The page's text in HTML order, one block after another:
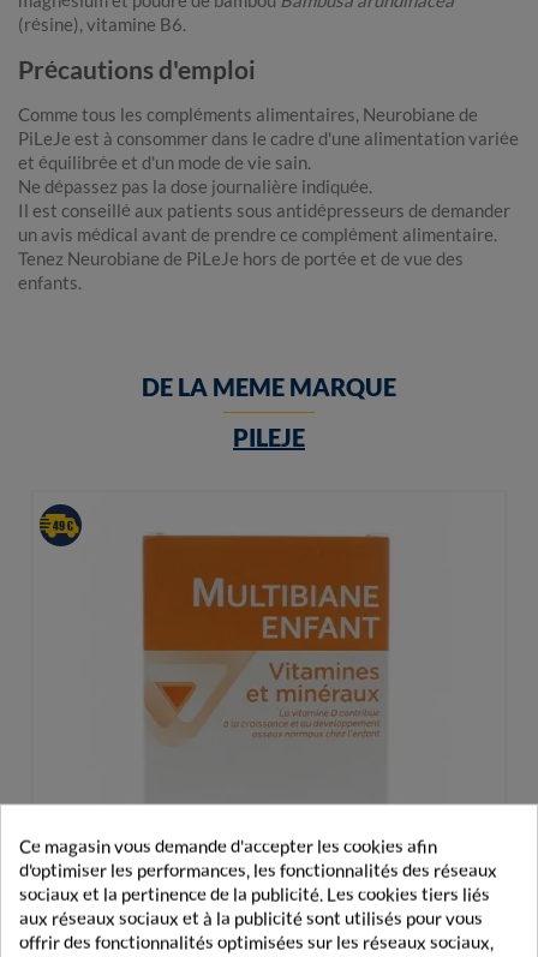
(résine), vitamine B6.
Précautions d'emploi
Comme tous les compléments alimentaires, Neurobiane de
PiLeJe est à consommer dans le cadre d'une alimentation variée
et équilibrée et d'un mode de vie sain.
Ne dépassez pas la dose journalière indiquée.
Il est conseillé aux patients sous antidépresseurs de demander
un avis médical avant de prendre ce complément alimentaire.
Tenez Neurobiane de PiLeJe hors de portée et de vue des
enfants.
DE LA MEME MARQUE
PILEJE
Ce magasin vous demande d'accepter les cookies afin
d'optimiser les performances, les fonctionnalités des réseaux
sociaux et la pertinence de la publicité. Les cookies tiers liés
aux réseaux sociaux et à la publicité sont utilisés pour vous
offrir des fonctionnalités optimisées sur les réseaux sociaux,